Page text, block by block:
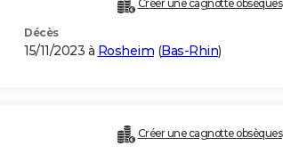
Créer une cagnotte obsèques
Décès
15/11/2023 à Rosheim (Bas-Rhin)
Créer une cagnotte obsèques